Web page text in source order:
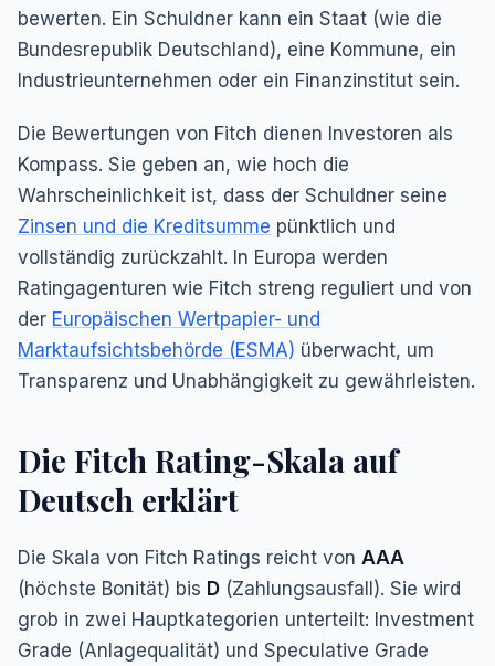
bewerten. Ein Schuldner kann ein Staat (wie die
Bundesrepublik Deutschland), eine Kommune, ein
Industrieunternehmen oder ein Finanzinstitut sein.
Die Bewertungen von Fitch dienen Investoren als
Kompass. Sie geben an, wie hoch die
Wahrscheinlichkeit ist, dass der Schuldner seine
Zinsen und die Kreditsumme pünktlich und
vollständig zurückzahlt. In Europa werden
Ratingagenturen wie Fitch streng reguliert und von
der Europäischen Wertpapier- und
Marktaufsichtsbehörde (ESMA) überwacht, um
Transparenz und Unabhängigkeit zu gewährleisten.
Die Fitch Rating-Skala auf
Deutsch erklärt
Die Skala von Fitch Ratings reicht von AAA
(höchste Bonität) bis D (Zahlungsausfall). Sie wird
grob in zwei Hauptkategorien unterteilt: Investment
Grade (Anlagequalität) und Speculative Grade